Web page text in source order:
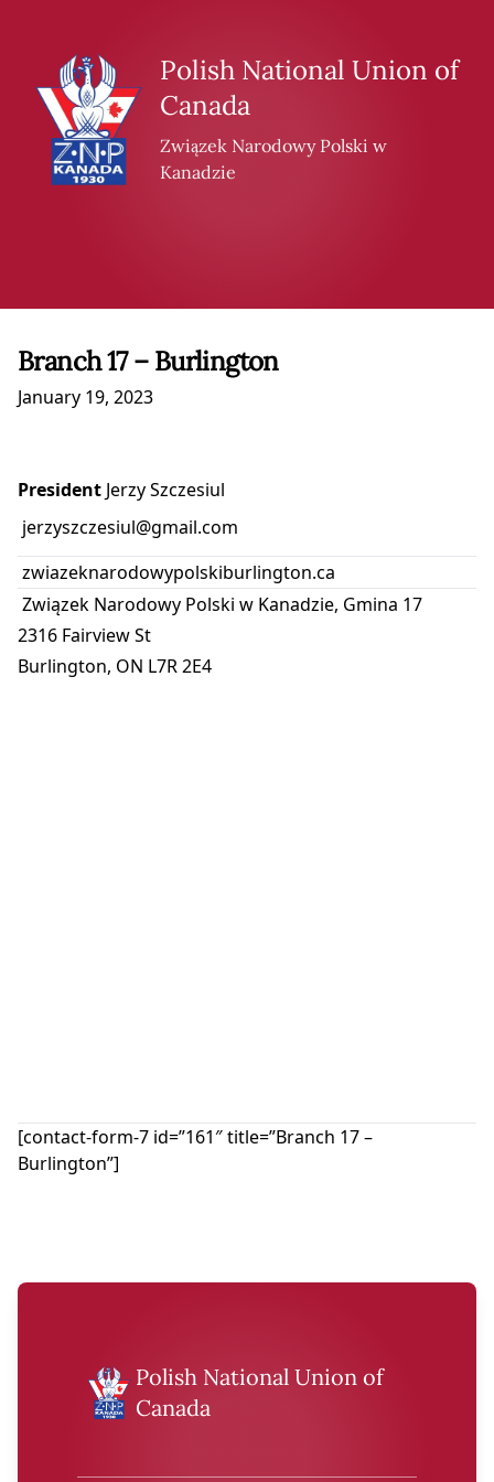
Polish National Union of
Canada
Związek Narodowy Polski w
Kanadzie
Branch 17 – Burlington
January 19, 2023
President Jerzy Szczesiul
jerzyszczesiul@gmail.com
zwiazeknarodowypolskiburlington.ca
Związek Narodowy Polski w Kanadzie, Gmina 17
2316 Fairview St
Burlington, ON L7R 2E4
[contact-form-7 id=”161″ title=”Branch 17 –
Burlington”]
Polish National Union of
Canada